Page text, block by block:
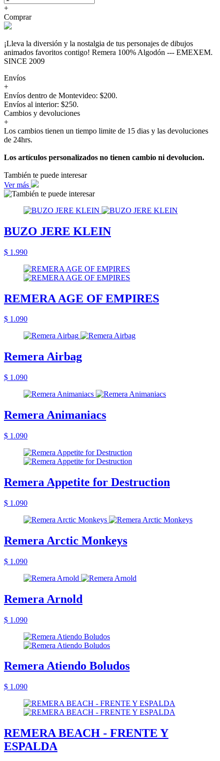
+
Comprar
¡Lleva la diversión y la nostalgia de tus personajes de dibujos
animados favoritos contigo! Remera 100% Algodón --- EMEXEM.
SINCE 2009
Envíos
+
Envíos dentro de Montevideo: $200.
Envíos al interior: $250.
Cambios y devoluciones
+
Los cambios tienen un tiempo limite de 15 dias y las devoluciones
de 24hrs.
Los artículos personalizados no tienen cambio ni devolucion.
También te puede interesar
Ver más
BUZO JERE KLEIN
$ 1.990
REMERA AGE OF EMPIRES
$ 1.090
Remera Airbag
$ 1.090
Remera Animaniacs
$ 1.090
Remera Appetite for Destruction
$ 1.090
Remera Arctic Monkeys
$ 1.090
Remera Arnold
$ 1.090
Remera Atiendo Boludos
$ 1.090
REMERA BEACH - FRENTE Y
ESPALDA